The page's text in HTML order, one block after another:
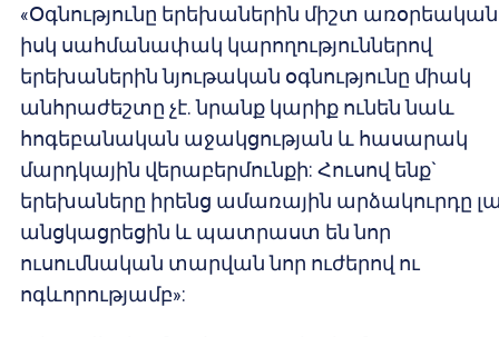
«Օգնությունը երեխաներին միշտ առօրեական
իսկ սահմանափակ կարողություններով
երեխաներին նյութական օգնությունը միակ
անհրաժեշտը չէ. նրանք կարիք ունեն նաև
հոգեբանական աջակցության և հասարակ
մարդկային վերաբերմունքի: Հուսով ենք`
երեխաները իրենց ամառային արձակուրդը
անցկացրեցին և պատրաստ են նոր
ուսումնական տարվան նոր ուժերով ու
ոգևորությամբ»: